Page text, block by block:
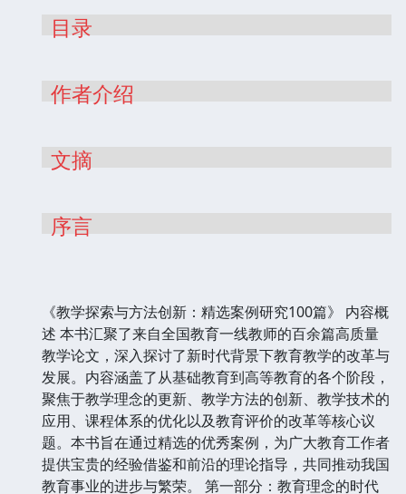
目录
作者介绍
文摘
序言
《教学探索与方法创新：精选案例研究100篇》 内容概
述 本书汇聚了来自全国教育一线教师的百余篇高质量
教学论文，深入探讨了新时代背景下教育教学的改革与
发展。内容涵盖了从基础教育到高等教育的各个阶段，
聚焦于教学理念的更新、教学方法的创新、教学技术的
应用、课程体系的优化以及教育评价的改革等核心议
题。本书旨在通过精选的优秀案例，为广大教育工作者
提供宝贵的经验借鉴和前沿的理论指导，共同推动我国
教育事业的进步与繁荣。 第一部分：教育理念的时代